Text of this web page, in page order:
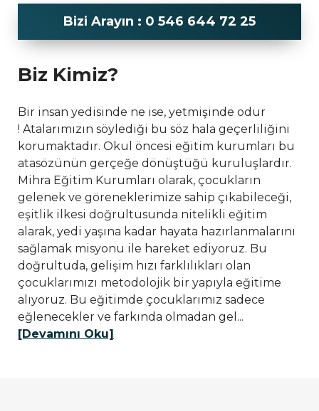
Bizi Arayın : 0 546 644 72 25
Biz Kimiz?
Bir insan yedisinde ne ise, yetmişinde odur
! Atalarımızın söylediği bu söz hala geçerliliğini
korumaktadır. Okul öncesi eğitim kurumları bu
atasözünün gerçeğe dönüştüğü kuruluşlardır.
Mihra Eğitim Kurumları olarak, çocukların
gelenek ve göreneklerimize sahip çıkabileceği,
eşitlik ilkesi doğrultusunda nitelikli eğitim
alarak, yedi yaşına kadar hayata hazırlanmalarını
sağlamak misyonu ile hareket ediyoruz. Bu
doğrultuda, gelişim hızı farklılıkları olan
çocuklarımızı metodolojik bir yapıyla eğitime
alıyoruz. Bu eğitimde çocuklarımız sadece
eğlenecekler ve farkında olmadan gel...
[Devamını Oku]